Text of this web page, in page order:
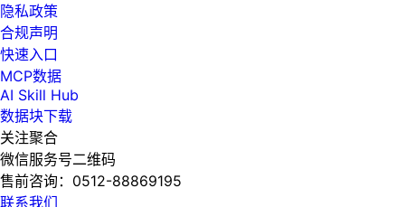
隐私政策
合规声明
快速入口
MCP数据
AI Skill Hub
数据块下载
关注聚合
微信服务号二维码
售前咨询： 0512-88869195
联系我们